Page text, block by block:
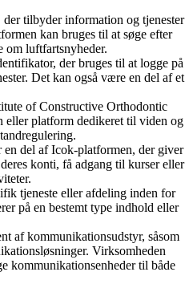
tilbyder information og tjenester
kan bruges til at søge efter
luftfartsnyheder.
der bruges til at logge på
Det kan også være en del af et
of Constructive Orthodontic
eller platform dedikeret til viden og
del af Icok-platformen, der giver
konti, få adgang til kurser eller
tjeneste eller afdeling inden for
på en bestemt type indhold eller
af kommunikationsudstyr, såsom
Virksomheden
kommunikationsenheder til både